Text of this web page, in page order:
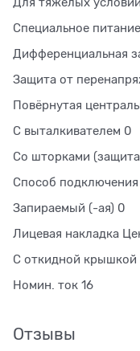
Для тяжелых
Специальное
Дифференциальная
Защита от
Повёрнутая
С выталкивателем 0
Со шторками (защита
Способ
Запираемый (-ая) 0
Лицевая накладка
С откидной крышкой
Номин. ток 16
Отзывы